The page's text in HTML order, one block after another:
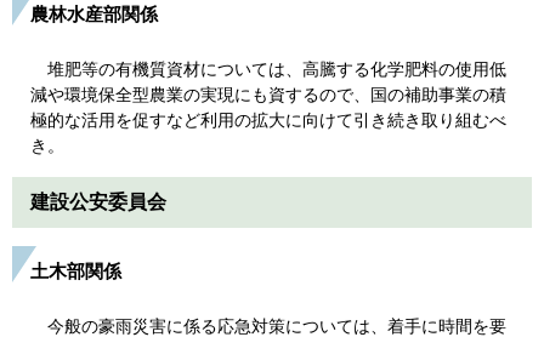
農林水産部関係
堆肥等の有機質資材については、高騰する化学肥料の使用低
減や環境保全型農業の実現にも資するので、国の補助事業の積
極的な活用を促すなど利用の拡大に向けて引き続き取り組むべ
き。
建設公安委員会
土木部関係
今般の豪雨災害に係る応急対策については、着手に時間を要